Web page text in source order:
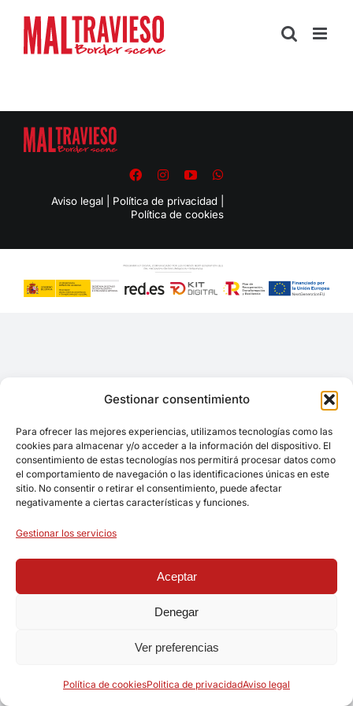
Gestionar consentimiento
Para ofrecer las mejores experiencias, utilizamos tecnologías como las
cookies para almacenar y/o acceder a la información del dispositivo. El
consentimiento de estas tecnologías nos permitirá procesar datos como
el comportamiento de navegación o las identificaciones únicas en este
sitio. No consentir o retirar el consentimiento, puede afectar
negativamente a ciertas características y funciones.
Gestionar los servicios
Aceptar
Denegar
Ver preferencias
Política de cookiesPolitica de privacidadAviso legal
content
Aviso legal| Política de privacidad|
Política de cookies